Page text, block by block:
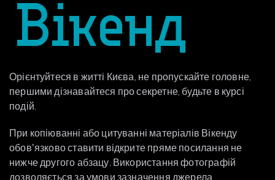
Орієнтуйтеся в житті Києва, не пропускайте головне,
першими дізнавайтеся про секретне, будьте в курсі
подій.
При копіюванні або цитуванні матеріалів Вікенду
обовʼязково ставити відкрите пряме посилання не
нижче другого абзацу. Використання фотографій
дозволяється за умови зазначення джерела